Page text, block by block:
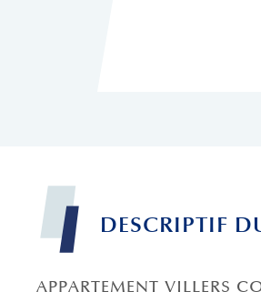
DESCRIPTIF
APPARTEMENT VILLERS